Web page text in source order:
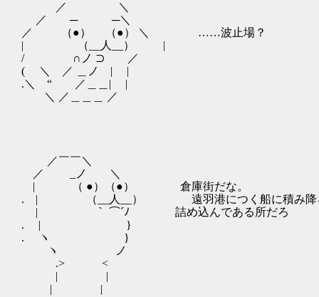
／ ＼
／ ─ ─＼
／ （●） （●） ＼ ……波止場？
| （__人__） |
/ ∩ノ ⊃ ／
( ＼ ／ ＿ノ | |
.＼ “ ／＿＿| |
＼ ／＿＿＿ ／
／￣￣＼
／ _ノ ＼
| （ ●）（●） 倉庫街だな。
. | （__人__） 遠羽港につく船に積み降ろ
| ｀ ⌒´ﾉ 詰め込んである所だろ
. | }
. ヽ }
ヽ ノ
.> <
| |
| |